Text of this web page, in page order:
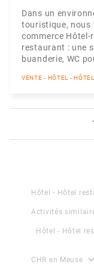
Dans un
touristique, nous
commerce
restaurant : une
buanderie, WC
VENTE - HÔTEL -
Hôtel - Hôtel
Activités
Hôtel - Hôtel
CHR en Meuse expand_more